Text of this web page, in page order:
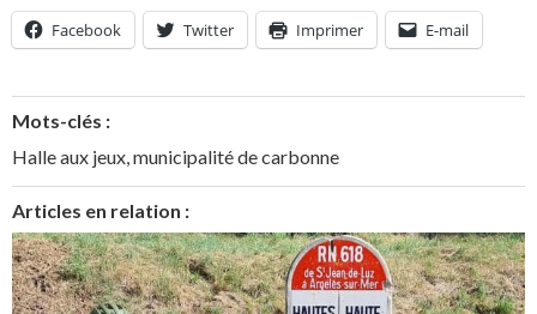
Facebook Twitter Imprimer E-mail
Mots-clés :
Halle aux jeux,municipalité de carbonne
Articles en relation :